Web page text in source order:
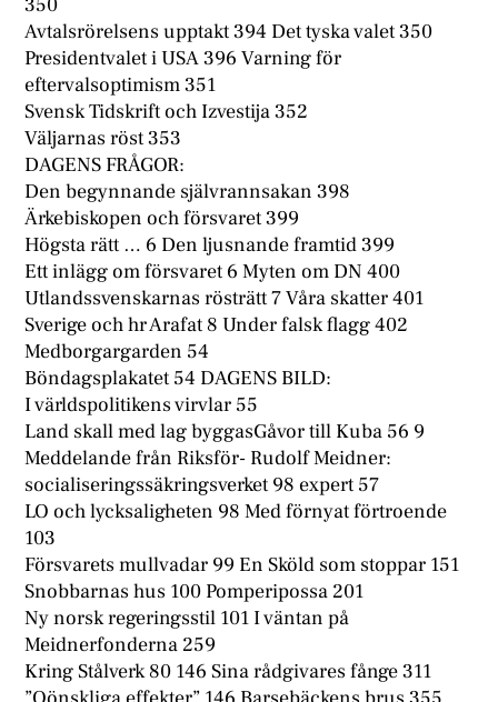
350
Avtalsrörelsens upptakt 394 Det tyska valet 350
Presidentvalet i USA 396 Varning för
eftervalsoptimism 351
Svensk Tidskrift och Izvestija 352
Väljarnas röst 353
DAGENS FRÅGOR:
Den begynnande självrannsakan 398
Ärkebiskopen och försvaret 399
Högsta rätt … 6 Den ljusnande framtid 399
Ett inlägg om försvaret 6 Myten om DN 400
Utlandssvenskarnas rösträtt 7 Våra skatter 401
Sverige och hr Arafat 8 Under falsk flagg 402
Medborgargarden 54
Böndagsplakatet 54 DAGENS BILD:
I världspolitikens virvlar 55
Land skall med lag byggasGåvor till Kuba 56 9
Meddelande från Riksför- Rudolf Meidner:
socialiseringssäkringsverket 98 expert 57
LO och lycksaligheten 98 Med förnyat förtroende
103
Försvarets mullvadar 99 En Sköld som stoppar 151
Snobbarnas hus 100 Pomperipossa 201
Ny norsk regeringsstil 101 I väntan på
Meidnerfonderna 259
Kring Stålverk 80 146 Sina rådgivares fånge 311